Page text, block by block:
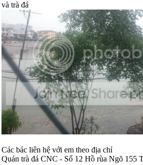
và trà đá
Các bác liên hệ với em theo địa chỉ
Quán trà đá CNC - Số 12 Hồ rùa Ngõ 155